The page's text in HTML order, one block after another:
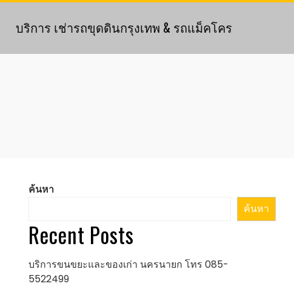
บริการ เช่ารถขุดดินกรุงเทพ & รถแม็คโคร
ค้นหา
ค้นหา
Recent Posts
บริการขนขยะและของเก่า นครนายก โทร 085-
5522499